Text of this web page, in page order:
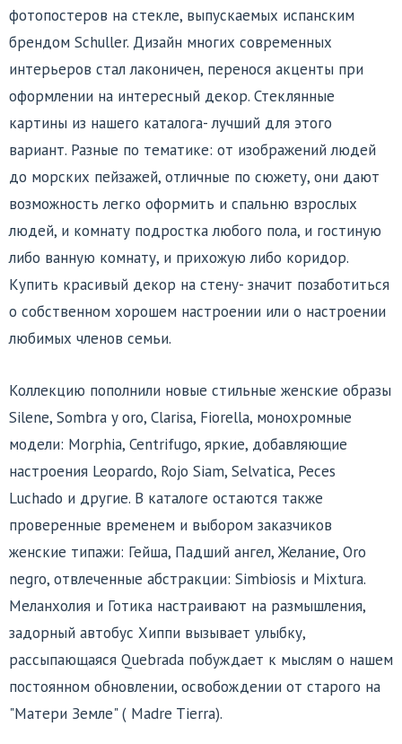
фотопостеров на стекле, выпускаемых испанским
брендом Schuller. Дизайн многих современных
интерьеров стал лаконичен, перенося акценты при
оформлении на интересный декор. Стеклянные
картины из нашего каталога- лучший для этого
вариант. Разные по тематике: от изображений людей
до морских пейзажей, отличные по сюжету, они дают
возможность легко оформить и спальню взрослых
людей, и комнату подростка любого пола, и гостиную
либо ванную комнату, и прихожую либо коридор.
Купить красивый декор на стену- значит позаботиться
о собственном хорошем настроении или о настроении
любимых членов семьи.
Коллекцию пополнили новые стильные женские образы
Silene, Sombra y oro, Clarisa, Fiorella, монохромные
модели: Morphia, Centrifugo, яркие, добавляющие
настроения Leopardo, Rojo Siam, Selvatica, Peces
Luchado и другие. В каталоге остаются также
проверенные временем и выбором заказчиков
женские типажи: Гейша, Падший ангел, Желание, Oro
negro, отвлеченные абстракции: Simbiosis и Mixtura.
Меланхолия и Готика настраивают на размышления,
задорный автобус Хиппи вызывает улыбку,
рассыпающаяся Quebrada побуждает к мыслям о нашем
постоянном обновлении, освобождении от старого на
"Матери Земле" ( Madre Tierra).